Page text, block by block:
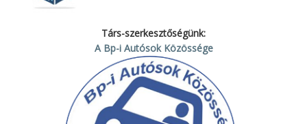
Társ-szerkesztőségünk:
A Bp-i Autósok Közössége